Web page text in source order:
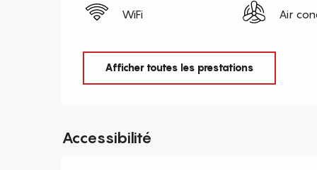
WiFi Air
Afficher toutes les prestations
Accessibilité